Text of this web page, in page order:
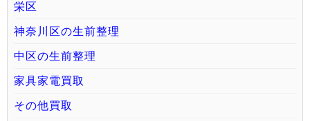
栄区
神奈川区の生前整理
中区の生前整理
家具家電買取
その他買取